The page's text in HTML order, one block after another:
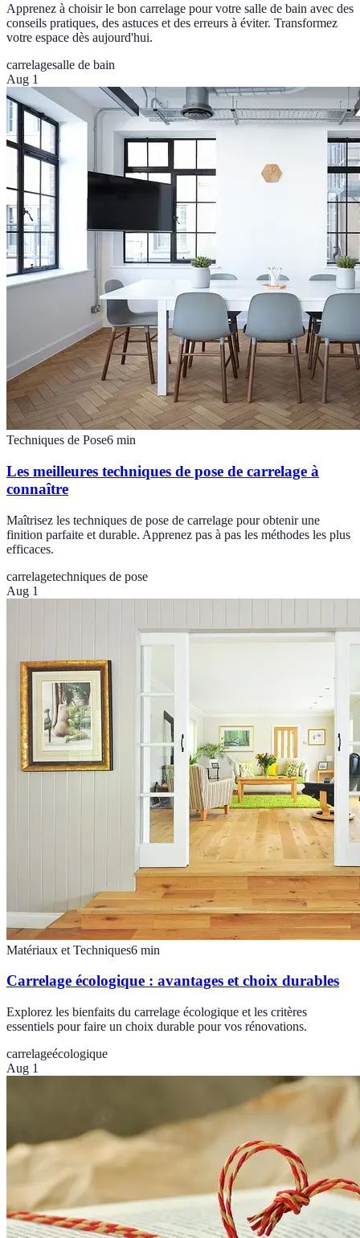
Apprenez à choisir le bon carrelage pour votre salle de bain avec des
conseils pratiques, des astuces et des erreurs à éviter. Transformez
votre espace dès aujourd'hui.
carrelagesalle de bain
Aug 1
Techniques de Pose6 min
Les meilleures techniques de pose de carrelage à
connaître
Maîtrisez les techniques de pose de carrelage pour obtenir une
finition parfaite et durable. Apprenez pas à pas les méthodes les plus
efficaces.
carrelagetechniques de pose
Aug 1
Matériaux et Techniques6 min
Carrelage écologique : avantages et choix durables
Explorez les bienfaits du carrelage écologique et les critères
essentiels pour faire un choix durable pour vos rénovations.
carrelageécologique
Aug 1